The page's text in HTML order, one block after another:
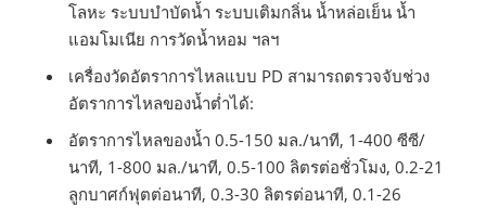
โลหะ ระบบบำบัดน้ำ ระบบเติมกลิ่น น้ำหล่อเย็น น้ำ
แอมโมเนีย การวัดน้ำหอม ฯลฯ
เครื่องวัดอัตราการไหลแบบ PD สามารถตรวจจับช่วง
อัตราการไหลของน้ำต่ำได้:
อัตราการไหลของน้ำ 0.5-150 มล./นาที, 1-400 ซีซี/
นาที, 1-800 มล./นาที, 0.5-100 ลิตรต่อชั่วโมง, 0.2-21
ลูกบาศก์ฟุตต่อนาที, 0.3-30 ลิตรต่อนาที, 0.1-26